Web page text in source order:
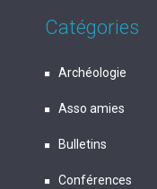
Catégories
Archéologie
Asso amies
Bulletins
Conférences